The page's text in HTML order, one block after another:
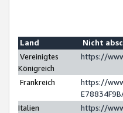
Land
Nicht
Vereinigtes
Königreich
https://
Frankreich
https://
Italien
https://